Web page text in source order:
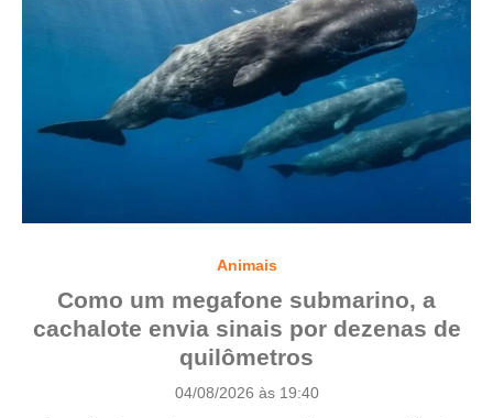
Animais
Como um megafone submarino, a
cachalote envia sinais por dezenas de
quilômetros
P
04/08/2026 às 19:40